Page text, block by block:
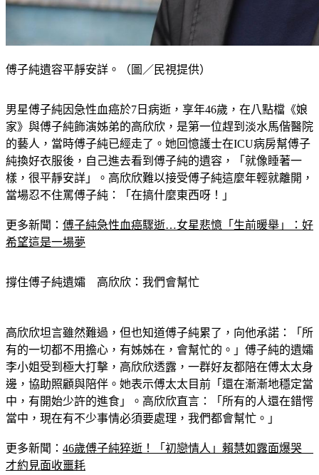
男星傅子純因急性血癌於7日病逝，享年46歲，在八點檔《娘
家》與傅子純飾演姊弟的高欣欣，是第一位趕到淡水馬偕醫院
的藝人，當時傅子純已經走了。她回憶護士在ICU病房幫傅子
純換好衣服後，自己進去看到傅子純的遺容，「就像睡著一
樣，很平靜安詳」。高欣欣難以接受傅子純這麼年輕就離開，
更多新聞：傅子純急性血癌驟逝…女星悲憶「生前暖舉」：好
高欣欣坦言雖然難過，但也知道傅子純累了，向他承諾：「所
有的一切都不用擔心，有姊姊在，會幫忙的。」傅子純的遺孀
李小姐受到極大打擊，高欣欣透露，一群好友都陪在傅太太身
邊，協助照顧與陪伴。她表示傅太太目前「還在漸漸地穩定當
中，有開始少許的進食」。高欣欣直言：「所有的人還在錯愕
更多新聞：46歲傅子純猝逝！「初戀情人」賴慧如露面爆哭